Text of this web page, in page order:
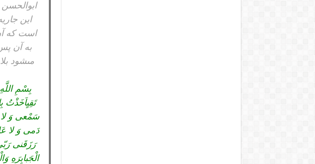
این
است که
به آن
مىشود
بِسْمِ
تَقِىٍاَخَذْتُ
سَمْعى وَ
دَمى وَ لا
رَزَقَنى
الْجَبابِرَهِ